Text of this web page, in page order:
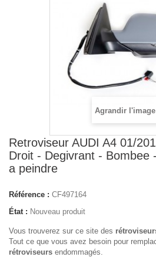
Agrandir l'image
Retroviseur AUDI A4 01/
Droit - Degivrant - Bombee
a peindre
Référence : CF497164
État : Nouveau produit
Vous trouverez sur ce site des
Tout ce que vous avez besoin pour
rétroviseurs endommagés.